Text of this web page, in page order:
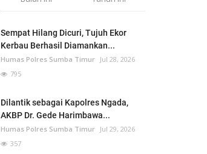
Sempat Hilang Dicuri, Tujuh Ekor
Kerbau Berhasil Diamankan...
Humas Polres Sumba Timur Jul 28, 2026
795
Dilantik sebagai Kapolres Ngada,
AKBP Dr. Gede Harimbawa...
Humas Polres Sumba Timur Jul 29, 2026
357